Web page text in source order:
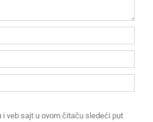
i veb sajt u ovom čitaču sledeći put